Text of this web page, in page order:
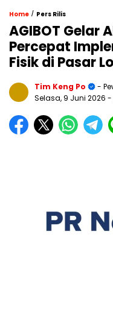
Home / Pers Rilis
AGIBOT Gelar
Percepat
Fisik di Pasar
Tim Keng Po
-
Selasa, 9 Juni 2026 -